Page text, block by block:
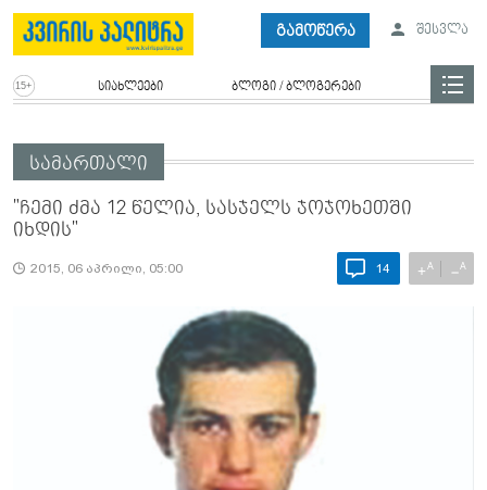
გამოწერა შესვლა
სიახლეები ბლოგი / ბლოგერები
სამართალი
"ჩემი ძმა 12 წელია, სასჯელს ჯოჯოხეთში
იხდის"
2015, 06 აპრილი, 05:00 14 +A −A